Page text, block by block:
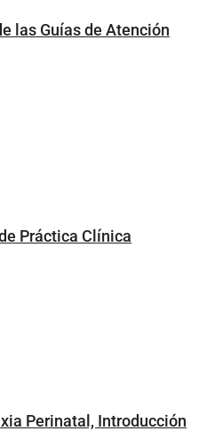
las Guías de Atención
Práctica Clínica
Perinatal, Introducción